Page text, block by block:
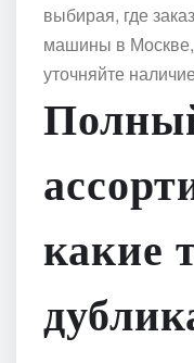
выбирая, где
машины в Москве,
уточняйте
какие